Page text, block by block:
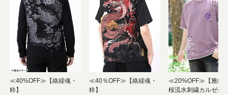
≪40%OFF≫【絡繰魂・
粋】
≪40％OFF≫【絡繰魂・
粋】
≪20%OFF≫【雅結
桜流水刺繍カルゼ生